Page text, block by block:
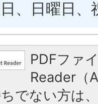
日、日曜日
PDFファ
Reader（
でない方は